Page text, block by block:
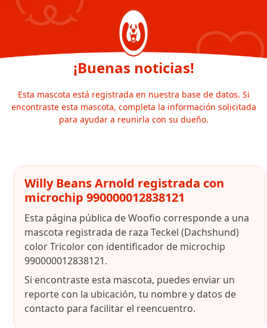
¡Buenas noticias!
Esta mascota está registrada en nuestra base de datos. Si
encontraste esta mascota, completa la información solicitada
para ayudar a reunirla con su dueño.
Willy Beans Arnold registrada con
microchip 990000012838121
Esta página pública de Woofio corresponde a una
mascota registrada de raza Teckel (Dachshund)
color Tricolor con identificador de microchip
990000012838121.
Si encontraste esta mascota, puedes enviar un
reporte con la ubicación, tu nombre y datos de
contacto para facilitar el reencuentro.